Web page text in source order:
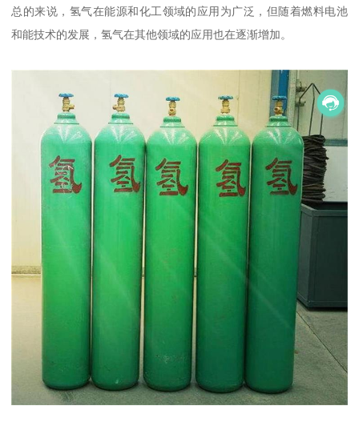
总的来说，氢气在能源和化工领域的应用为广泛，但随着燃料电池
和能技术的发展，氢气在其他领域的应用也在逐渐增加。